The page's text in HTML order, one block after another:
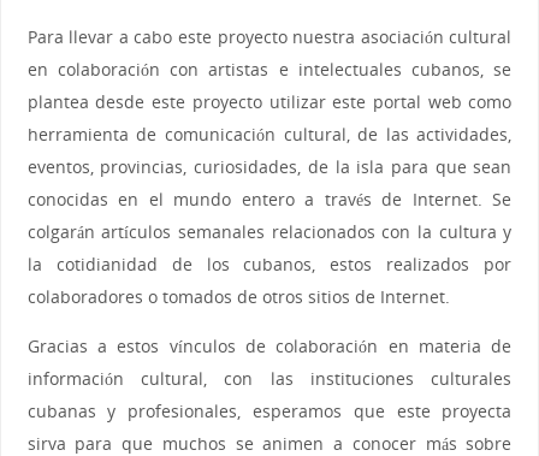
Para llevar a cabo este proyecto nuestra asociación cultural
en colaboración con artistas e intelectuales cubanos, se
plantea desde este proyecto utilizar este portal web como
herramienta de comunicación cultural, de las actividades,
eventos, provincias, curiosidades, de la isla para que sean
conocidas en el mundo entero a través de Internet. Se
colgarán artículos semanales relacionados con la cultura y
la cotidianidad de los cubanos, estos realizados por
colaboradores o tomados de otros sitios de Internet.
Gracias a estos vínculos de colaboración en materia de
información cultural, con las instituciones culturales
cubanas y profesionales, esperamos que este proyecta
sirva para que muchos se animen a conocer más sobre